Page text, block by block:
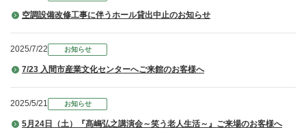
空調設備改修工事に伴うホール貸出中止のお知らせ
2025/7/22 お知らせ
7/23 入間市産業文化センターへご来館のお客様へ
2025/5/21 お知らせ
5月24日（土）『髙嶋弘之講演会～笑う老人生活～』ご来場のお客様へ